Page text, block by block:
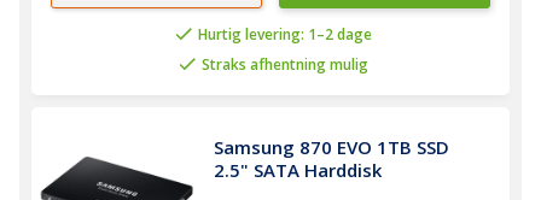
Hurtig levering: 1–2 dage
Straks afhentning mulig
Samsung 870 EVO 1TB SSD
2.5" SATA Harddisk